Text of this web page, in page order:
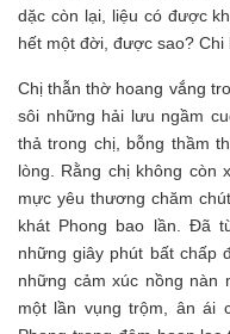
dặc còn lại, liệu có được
hết một đời, được sao?
Chị thẫn thờ hoang vắng
sôi những hải lưu ngầm
thả trong chị, bỗng thầm
lòng. Rằng chị không còn
mực yêu thương chăm
khát Phong bao lần. Đã
những giây phút bất chấp
những cảm xúc nồng nàn
một lần vụng trộm, ân ái